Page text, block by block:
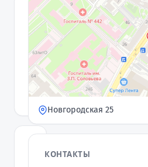
РСК
"Квартал"
Компания ·
Проверен
★4,7
· 7
отзывов
Новгородская 25
КОНТАКТЫ